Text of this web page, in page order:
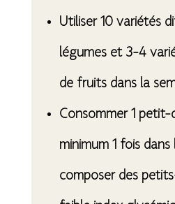
Utiliser 10 variétés
légumes et 3-4
de fruits dans la
Consommer 1 petit-
minimum 1 fois
composer des